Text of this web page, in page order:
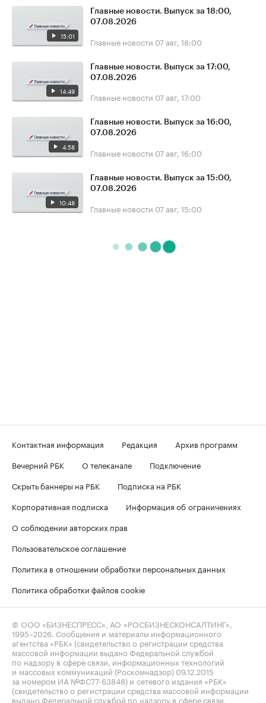
15:01
Главные новости. Выпуск за 18:00,
07.08.2026
Главные новости 07 авг, 18:00
14:49
Главные новости. Выпуск за 17:00,
07.08.2026
Главные новости 07 авг, 17:00
4:58
Главные новости. Выпуск за 16:00,
07.08.2026
Главные новости 07 авг, 16:00
10:48
Главные новости. Выпуск за 15:00,
07.08.2026
Главные новости 07 авг, 15:00
Контактная информация Редакция
Архив программ
Вечерний РБК
О телеканале
Подключение
Скрыть баннеры на РБК
Подписка на РБК
Корпоративная подписка
Информация об ограничениях
О соблюдении авторских прав
Пользовательское соглашение
Политика в отношении обработки персональных данных
Политика обработки файлов cookie
© ООО «БИЗНЕСПРЕСС», АО «РОСБИЗНЕСКОНСАЛТИНГ»,
1995–2026 . Сообщения и материалы информационного
агентства «РБК» (свидетельство о регистрации средства
массовой информации выдано Федеральной службой
по надзору в сфере связи, информационных технологий
и массовых коммуникаций (Роскомнадзор) 09.12.2015
за номером ИА №ФС77-63848) и сетевого издания «РБК»
(свидетельство о регистрации средства массовой информации
выдано Федеральной службой по надзору в сфере связи,